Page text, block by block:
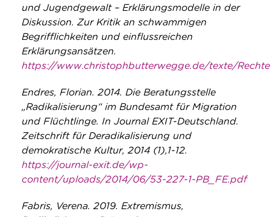
und Jugendgewalt – Erklärungsmodelle in der
Diskussion. Zur Kritik an schwammigen
Begrifflichkeiten und einflussreichen
Erklärungsansätzen.
https://www.christophbutterwegge.de/texte/
Endres, Florian. 2014. Die Beratungsstelle
„Radikalisierung“ im Bundesamt für Migration
und Flüchtlinge. In Journal EXIT-Deutschland.
Zeitschrift für Deradikalisierung und
demokratische Kultur, 2014 (1),1-12.
https://journal-exit.de/wp-
content/uploads/2014/06/53-227-1-PB_FE.pdf
Fabris, Verena. 2019. Extremismus,